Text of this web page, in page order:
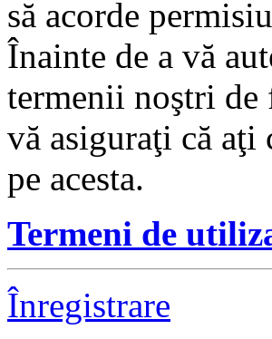
să acorde
Înainte de a vă
termenii noştri de
vă asiguraţi că
pe acesta.
Termeni de
Înregistrare